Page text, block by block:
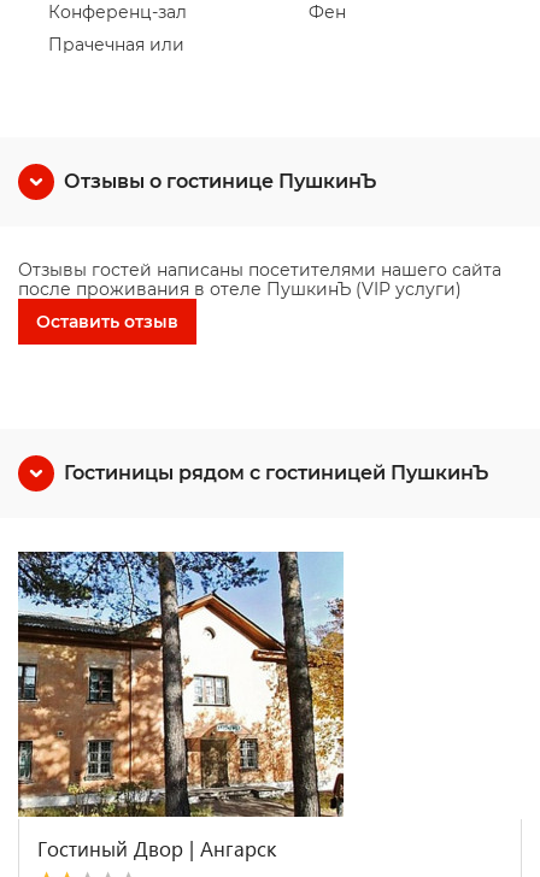
Конференц-зал
Прачечная или
Фен
Отзывы о гостинице ПушкинЪ
Отзывы гостей написаны посетителями нашего сайта
после проживания в отеле ПушкинЪ (VIP услуги)
Оставить отзыв
Гостиницы рядом с гостиницей ПушкинЪ
Гостиный Двор | Ангарск